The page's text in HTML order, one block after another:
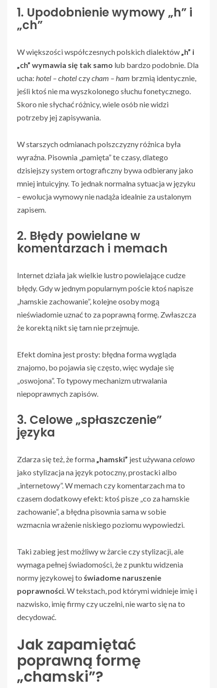
1. Upodobnienie wymowy „h” i
„ch”
W większości współczesnych polskich dialektów„h” i
„ch” wymawia się tak samo lub bardzo podobnie. Dla
ucha: hotel – chotelczycham – ham brzmią identycznie,
jeśli ktoś nie ma wyszkolonego słuchu fonetycznego.
Skoro nie słychać różnicy, wiele osób nie widzi
potrzeby jej zapisywania.
W starszych odmianach polszczyzny różnica była
wyraźna. Pisownia „pamięta” te czasy, dlatego
dzisiejszy system ortograficzny bywa odbierany jako
mniej intuicyjny. To jednak normalna sytuacja w języku
– ewolucja wymowy nie nadąża idealnie za ustalonym
zapisem.
2. Błędy powielane w
komentarzach i memach
Internet działa jak wielkie lustro powielające cudze
błędy. Gdy w jednym popularnym poście ktoś napisze
„hamskie zachowanie”, kolejne osoby mogą
nieświadomie uznać to za poprawną formę. Zwłaszcza
że korektą nikt się tam nie przejmuje.
Efekt domina jest prosty: błędna forma wygląda
znajomo, bo pojawia się często, więc wydaje się
„oswojona”. To typowy mechanizm utrwalania
niepoprawnych zapisów.
3. Celowe „spłaszczenie”
języka
Zdarza się też, że forma„hamski” jest używanacelowo
jako stylizacja na język potoczny, prostacki albo
„internetowy”. W memach czy komentarzach ma to
czasem dodatkowy efekt: ktoś pisze „co za hamskie
zachowanie”, a błędna pisownia sama w sobie
wzmacnia wrażenie niskiego poziomu wypowiedzi.
Taki zabieg jest możliwy w żarcie czy stylizacji, ale
wymaga pełnej świadomości, że z punktu widzenia
normy językowej to świadome naruszenie
poprawności. W tekstach, pod którymi widnieje imię i
nazwisko, imię firmy czy uczelni, nie warto się na to
decydować.
Jak zapamiętać
poprawną formę
„chamski”?